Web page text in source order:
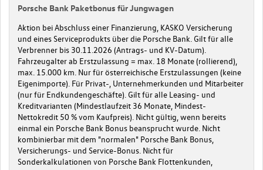
Porsche Bank Paketbonus für Jungwagen
Aktion bei Abschluss einer Finanzierung, KASKO Versicherung
und eines Serviceprodukts über die Porsche Bank. Gilt für alle
Verbrenner bis 30.11.2026 (Antrags- und KV-Datum).
Fahrzeugalter ab Erstzulassung = max. 18 Monate (rollierend),
max. 15.000 km. Nur für österreichische Erstzulassungen (keine
Eigenimporte). Für Privat-, Unternehmerkunden und Mitarbeiter
(nur für Endkundengeschäfte). Gilt für alle Leasing- und
Kreditvarianten (Mindestlaufzeit 36 Monate, Mindest-
Nettokredit 50 % vom Kaufpreis). Nicht gültig, wenn bereits
einmal ein Porsche Bank Bonus beansprucht wurde. Nicht
kombinierbar mit dem "normalen" Porsche Bank Bonus,
Versicherungs- und Service-Bonus. Nicht für
Sonderkalkulationen von Porsche Bank Flottenkunden,